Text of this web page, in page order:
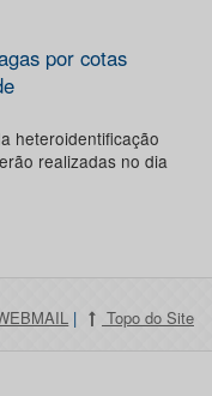
por cotas
heteroidentificação
realizadas no dia
| Topo do Site